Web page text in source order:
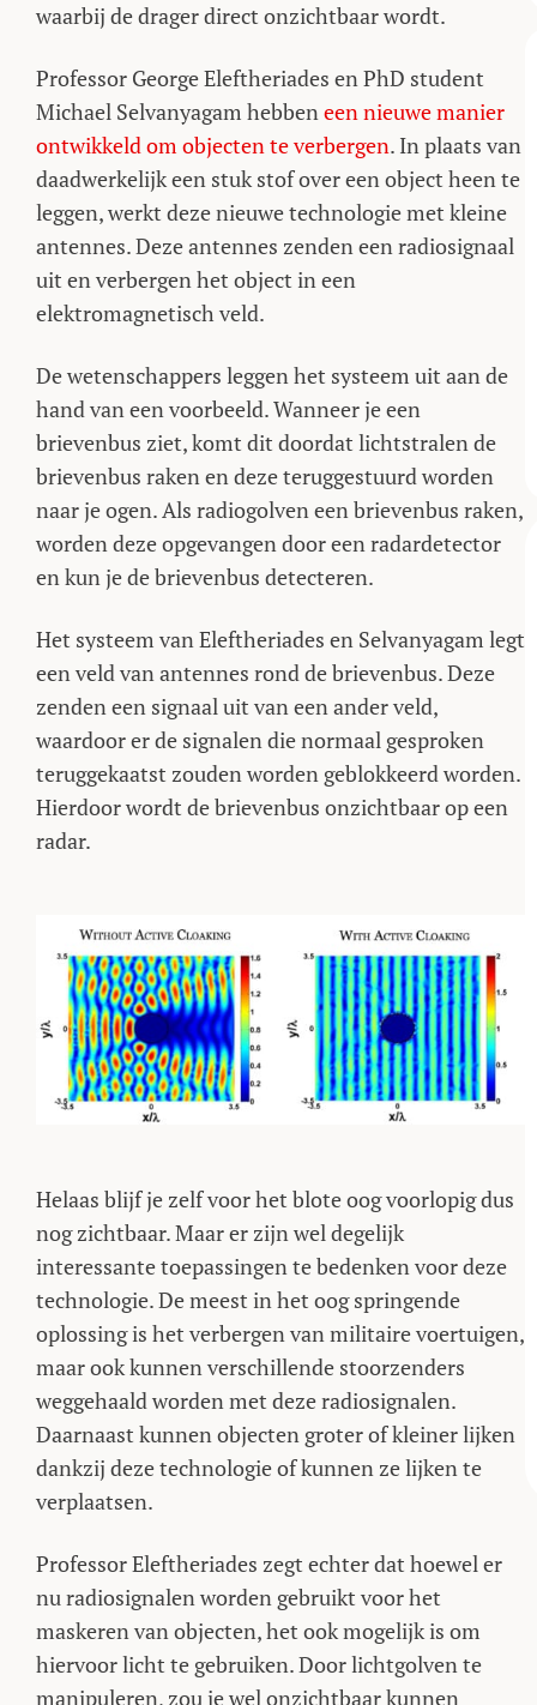
waarbij de drager direct onzichtbaar wordt.
Professor George Eleftheriades en PhD student
Michael Selvanyagam hebbeneen nieuwe manier
ontwikkeld om objecten te verbergen. In plaats van
daadwerkelijk een stuk stof over een object heen te
leggen, werkt deze nieuwe technologie met kleine
antennes. Deze antennes zenden een radiosignaal
uit en verbergen het object in een
elektromagnetisch veld.
De wetenschappers leggen het systeem uit aan de
hand van een voorbeeld. Wanneer je een
brievenbus ziet, komt dit doordat lichtstralen de
brievenbus raken en deze teruggestuurd worden
naar je ogen. Als radiogolven een brievenbus raken,
worden deze opgevangen door een radardetector
en kun je de brievenbus detecteren.
Het systeem van Eleftheriades en Selvanyagam legt
een veld van antennes rond de brievenbus. Deze
zenden een signaal uit van een ander veld,
waardoor er de signalen die normaal gesproken
teruggekaatst zouden worden geblokkeerd worden.
Hierdoor wordt de brievenbus onzichtbaar op een
radar.
Helaas blijf je zelf voor het blote oog voorlopig dus
nog zichtbaar. Maar er zijn wel degelijk
interessante toepassingen te bedenken voor deze
technologie. De meest in het oog springende
oplossing is het verbergen van militaire voertuigen,
maar ook kunnen verschillende stoorzenders
weggehaald worden met deze radiosignalen.
Daarnaast kunnen objecten groter of kleiner lijken
dankzij deze technologie of kunnen ze lijken te
verplaatsen.
Professor Eleftheriades zegt echter dat hoewel er
nu radiosignalen worden gebruikt voor het
maskeren van objecten, het ook mogelijk is om
hiervoor licht te gebruiken. Door lichtgolven te
manipuleren, zou je wel onzichtbaar kunnen